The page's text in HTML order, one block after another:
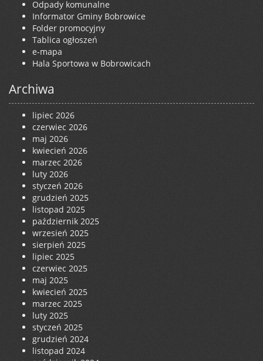
Odpady komunalne
Informator Gminy Bobrowice
Folder promocyjny
Tablica ogłoszeń
e-mapa
Hala Sportowa w Bobrowicach
Archiwa
lipiec 2026
czerwiec 2026
maj 2026
kwiecień 2026
marzec 2026
luty 2026
styczeń 2026
grudzień 2025
listopad 2025
październik 2025
wrzesień 2025
sierpień 2025
lipiec 2025
czerwiec 2025
maj 2025
kwiecień 2025
marzec 2025
luty 2025
styczeń 2025
grudzień 2024
listopad 2024